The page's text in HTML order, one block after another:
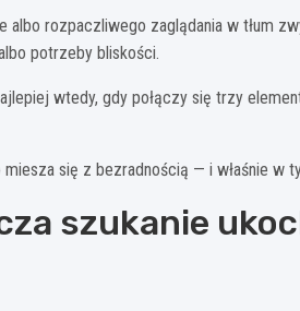
albo rozpaczliwego zaglądania w tłum
potrzeby bliskości.
wtedy, gdy połączy się trzy
się z bezradnością — i właśnie w
szukanie